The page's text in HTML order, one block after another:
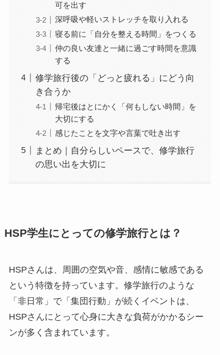
可を出す
深呼吸や軽いストレッチを取り入れる
寝る前に「自分を整える時間」をつくる
仲の良い友達と一緒に過ごす時間を意識
する
修学旅行後の「どっと疲れる」にどう向
き合うか
帰宅後はとにかく「何もしない時間」を
大切にする
感じたことを文字や言葉で吐き出す
まとめ｜自分らしいペースで、修学旅行
の思い出を大切に
HSP学生にとっての修学旅行とは？
HSPさんは、周囲の空気や音、感情に敏感である
という特徴を持っています。修学旅行のような
「非日常」で「集団行動」が続くイベントは、
HSPさんにとって心身に大きな負荷がかかるシー
ンが多く含まれています。